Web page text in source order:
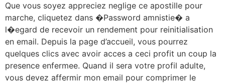
Que vous soyez appreciez neglige ce apostille pour
marche, cliquetez dans �Password amnistie� a
l�egard de recevoir un rendement pour reinitialisation
en email. Depuis la page d’accueil, vous pourrez
quelques clics avec avoir acces a ceci profit un coup la
presence enfermee. Quand il sera votre profil adulte,
vous devez affermir mon email pour comprimer le